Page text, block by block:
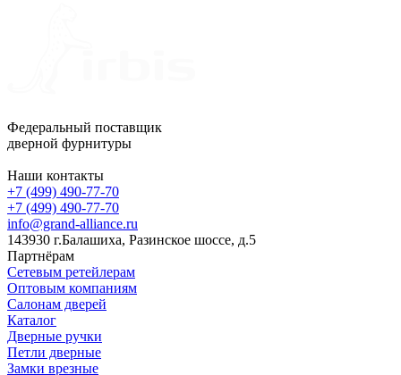
Федеральный поставщик
дверной фурнитуры
Наши контакты
+7 (499) 490-77-70
+7 (499) 490-77-70
info@grand-alliance.ru
143930 г.Балашиха, Разинское шоссе, д.5
Партнёрам
Сетевым ретейлерам
Оптовым компаниям
Салонам дверей
Каталог
Дверные ручки
Петли дверные
Замки врезные